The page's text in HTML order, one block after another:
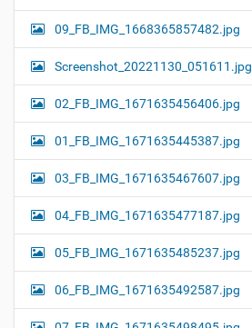
09_FB_IMG_1668365857482.jpg
Screenshot_20221130_051611.jpg
02_FB_IMG_1671635456406.jpg
01_FB_IMG_1671635445387.jpg
03_FB_IMG_1671635467607.jpg
04_FB_IMG_1671635477187.jpg
05_FB_IMG_1671635485237.jpg
06_FB_IMG_1671635492587.jpg